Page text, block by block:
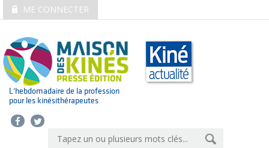
ME CONNECTER
L’hebdomadaire de la profession
pour les kinésithérapeutes